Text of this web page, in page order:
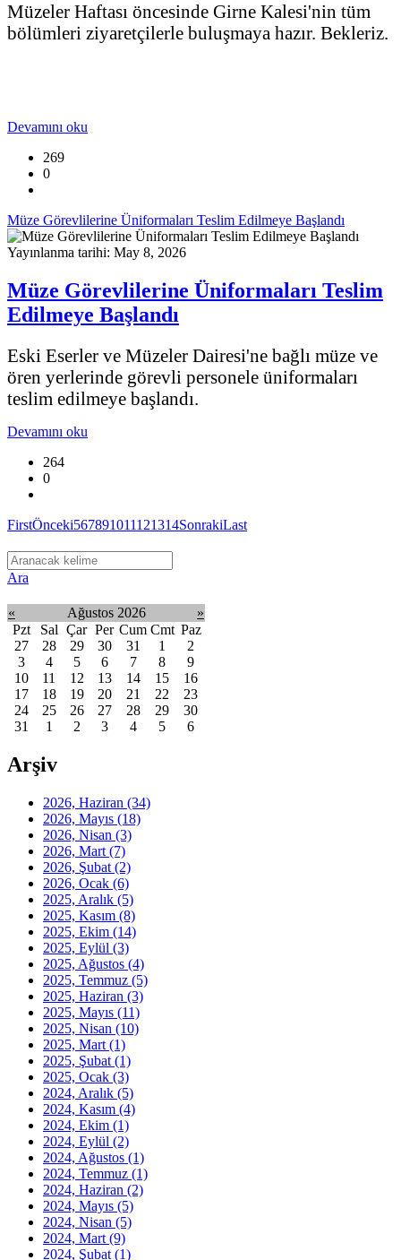
Müzeler Haftası öncesinde Girne Kalesi'nin tüm
bölümleri ziyaretçilerle buluşmaya hazır. Bekleriz.
Devamını oku
269
0
Müze Görevlilerine Üniformaları Teslim Edilmeye Başlandı
Yayınlanma tarihi: May 8, 2026
Müze Görevlilerine Üniformaları Teslim
Edilmeye Başlandı
Eski Eserler ve Müzeler Dairesi'ne bağlı müze ve
ören yerlerinde görevli personele üniformaları
teslim edilmeye başlandı.
Devamını oku
264
0
FirstÖnceki567891011121314SonrakiLast
Ara
« Ağustos 2026
»
Pzt
Sal Çar Per Cum Cmt Paz
27
28 29 30 31 1
2
3
4 5 6 7 8
9
10
11 12 13 14 15
16
17
18 19 20 21 22
23
24
25 26 27 28 29
30
31
1 2 3 4 5 6
Arşiv
2026, Haziran (34)
2026, Mayıs (18)
2026, Nisan (3)
2026, Mart (7)
2026, Şubat (2)
2026, Ocak (6)
2025, Aralık (5)
2025, Kasım (8)
2025, Ekim (14)
2025, Eylül (3)
2025, Ağustos (4)
2025, Temmuz (5)
2025, Haziran (3)
2025, Mayıs (11)
2025, Nisan (10)
2025, Mart (1)
2025, Şubat (1)
2025, Ocak (3)
2024, Aralık (5)
2024, Kasım (4)
2024, Ekim (1)
2024, Eylül (2)
2024, Ağustos (1)
2024, Temmuz (1)
2024, Haziran (2)
2024, Mayıs (5)
2024, Nisan (5)
2024, Mart (9)
2024, Şubat (1)